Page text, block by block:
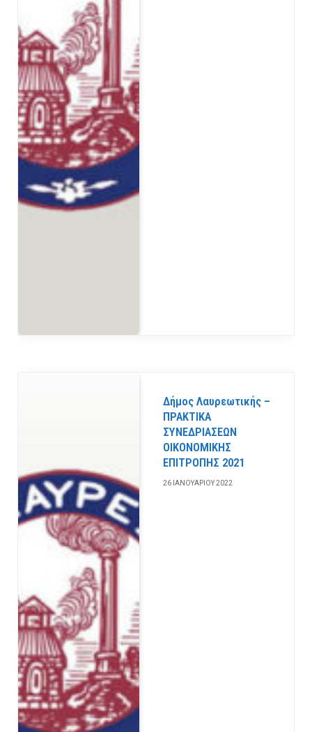
Δήμος Λαυρεωτικής –
ΠΡΑΚΤΙΚΑ
ΣΥΝΕΔΡΙΑΣΕΩΝ
ΟΙΚΟΝΟΜΙΚΗΣ
ΕΠΙΤΡΟΠΗΣ 2021
26 ΙΑΝΟΥΑΡΊΟΥ 2022